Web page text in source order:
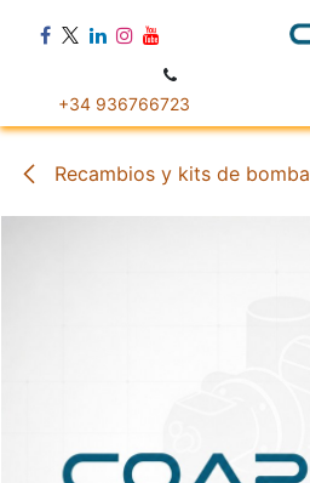
+34 936766723
Recambios y kits de bomba